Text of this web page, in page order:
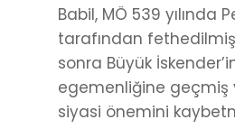
Babil, MÖ 539 yılında
tarafından
sonra Büyük
egemenliğine geçmiş
siyasi önemini